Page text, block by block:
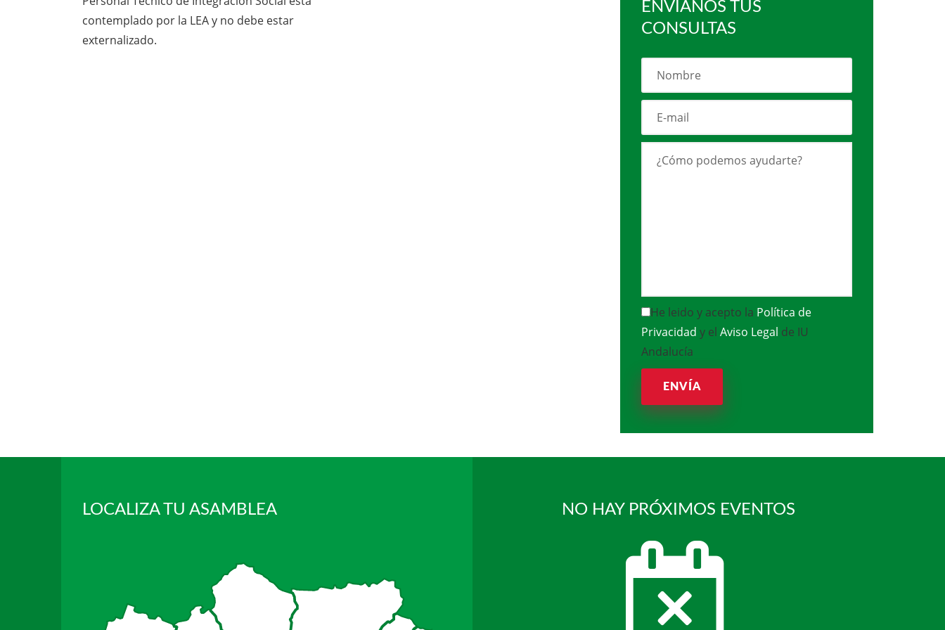
contemplado por la LEA y no debe estar
externalizado.
ENVÍANOS TUS
CONSULTAS
He leido y acepto la Política de
Privacidad y el Aviso Legal de IU
Andalucía
ENVÍA
LOCALIZA TU ASAMBLEA NO HAY PRÓXIMOS EVENTOS